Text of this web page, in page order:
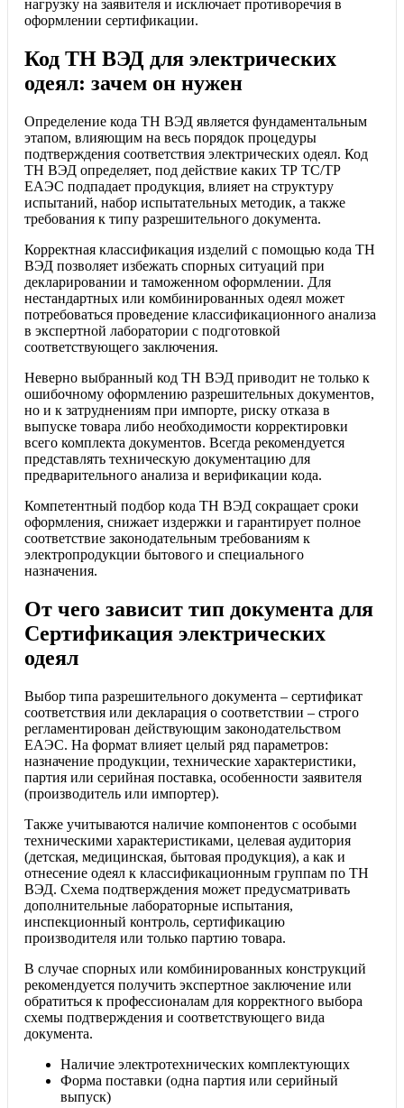
нагрузку на заявителя и исключает противоречия в
оформлении сертификации.
Код ТН ВЭД для электрических
одеял: зачем он нужен
Определение кода ТН ВЭД является фундаментальным
этапом, влияющим на весь порядок процедуры
подтверждения соответствия электрических одеял. Код
ТН ВЭД определяет, под действие каких ТР ТС/ТР
ЕАЭС подпадает продукция, влияет на структуру
испытаний, набор испытательных методик, а также
требования к типу разрешительного документа.
Корректная классификация изделий с помощью кода ТН
ВЭД позволяет избежать спорных ситуаций при
декларировании и таможенном оформлении. Для
нестандартных или комбинированных одеял может
потребоваться проведение классификационного анализа
в экспертной лаборатории с подготовкой
соответствующего заключения.
Неверно выбранный код ТН ВЭД приводит не только к
ошибочному оформлению разрешительных документов,
но и к затруднениям при импорте, риску отказа в
выпуске товара либо необходимости корректировки
всего комплекта документов. Всегда рекомендуется
представлять техническую документацию для
предварительного анализа и верификации кода.
Компетентный подбор кода ТН ВЭД сокращает сроки
оформления, снижает издержки и гарантирует полное
соответствие законодательным требованиям к
электропродукции бытового и специального
назначения.
От чего зависит тип документа для
Сертификация электрических
одеял
Выбор типа разрешительного документа – сертификат
соответствия или декларация о соответствии – строго
регламентирован действующим законодательством
ЕАЭС. На формат влияет целый ряд параметров:
назначение продукции, технические характеристики,
партия или серийная поставка, особенности заявителя
(производитель или импортер).
Также учитываются наличие компонентов с особыми
техническими характеристиками, целевая аудитория
(детская, медицинская, бытовая продукция), а как и
отнесение одеял к классификационным группам по ТН
ВЭД. Схема подтверждения может предусматривать
дополнительные лабораторные испытания,
инспекционный контроль, сертификацию
производителя или только партию товара.
В случае спорных или комбинированных конструкций
рекомендуется получить экспертное заключение или
обратиться к профессионалам для корректного выбора
схемы подтверждения и соответствующего вида
документа.
Наличие электротехнических комплектующих
Форма поставки (одна партия или серийный
выпуск)